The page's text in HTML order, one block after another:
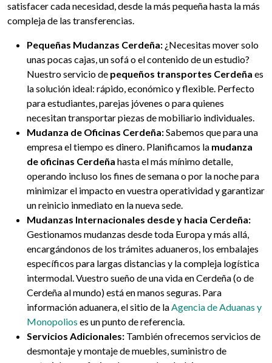
satisfacer cada necesidad, desde la más pequeña hasta la más
compleja de las transferencias.
Pequeñas Mudanzas Cerdeña: ¿Necesitas mover solo
unas pocas cajas, un sofá o el contenido de un estudio?
Nuestro servicio de pequeños transportes Cerdeña es
la solución ideal: rápido, económico y flexible. Perfecto
para estudiantes, parejas jóvenes o para quienes
necesitan transportar piezas de mobiliario individuales.
Mudanza de Oficinas Cerdeña:Sabemos que para una
empresa el tiempo es dinero. Planificamos la mudanza
de oficinas Cerdeña hasta el más mínimo detalle,
operando incluso los fines de semana o por la noche para
minimizar el impacto en vuestra operatividad y garantizar
un reinicio inmediato en la nueva sede.
Mudanzas Internacionales desde y hacia Cerdeña:
Gestionamos mudanzas desde toda Europa y más allá,
encargándonos de los trámites aduaneros, los embalajes
específicos para largas distancias y la compleja logística
intermodal. Vuestro sueño de una vida en Cerdeña (o de
Cerdeña al mundo) está en manos seguras. Para
información aduanera, el sitio de laAgencia de Aduanas y
Monopolios es un punto de referencia.
Servicios Adicionales: También ofrecemos servicios de
desmontaje y montaje de muebles, suministro de